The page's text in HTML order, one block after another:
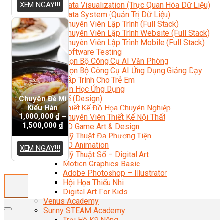
Data Visualization (Trực Quan Hóa Dữ Liệu)
Data System (Quản Trị Dữ Liệu)
Chuyên Viên Lập Trình (Full Stack)
Chuyên Viên Lập Trình Website (Full Stack)
Chuyên Viên Lập Trình Mobile (Full Stack)
Software Testing
Trọn Bộ Công Cụ AI Văn Phòng
Trọn Bộ Công Cụ AI Ứng Dụng Giảng Dạy
Lập Trình Cho Trẻ Em
Tin Học Ứng Dụng
Thiết Kế (Design)
Thiết Kế Đồ Họa Chuyên Nghiệp
Chuyên Viên Thiết Kế Nội Thất
3D Game Art & Design
Mỹ Thuật Đa Phương Tiện
3D Animation
Mỹ Thuật Số – Digital Art
Motion Graphics Basic
Adobe Photoshop – Illustrator
Hội Họa Thiếu Nhi
Digital Art For Kids
Venus Academy
Sunny STEAM Academy
XEM NGAY!!!
Chuyên Đề Mì
Kiểu Hàn
1,000,000₫–
1,500,000 ₫
XEM NGAY!!!